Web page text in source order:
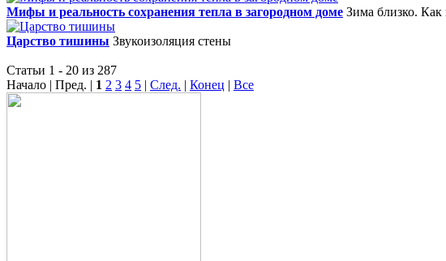
Мифы и реальность сохранения тепла в загородном доме Зима близко. Как
Царство тишины Звукоизоляция стены
Статьи 1 - 20 из 287
Начало | Пред. | 1 2 3 4 5 | След. | Конец | Все